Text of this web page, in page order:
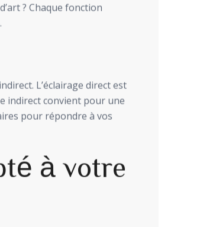
? Chaque fonction
L’éclairage direct est
indirect convient pour une
pour répondre à vos
à votre